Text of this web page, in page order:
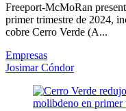
Freeport-McMoRan
primer trimestre de 2024,
cobre Cerro Verde (A...
Empresas
Josimar Cóndor